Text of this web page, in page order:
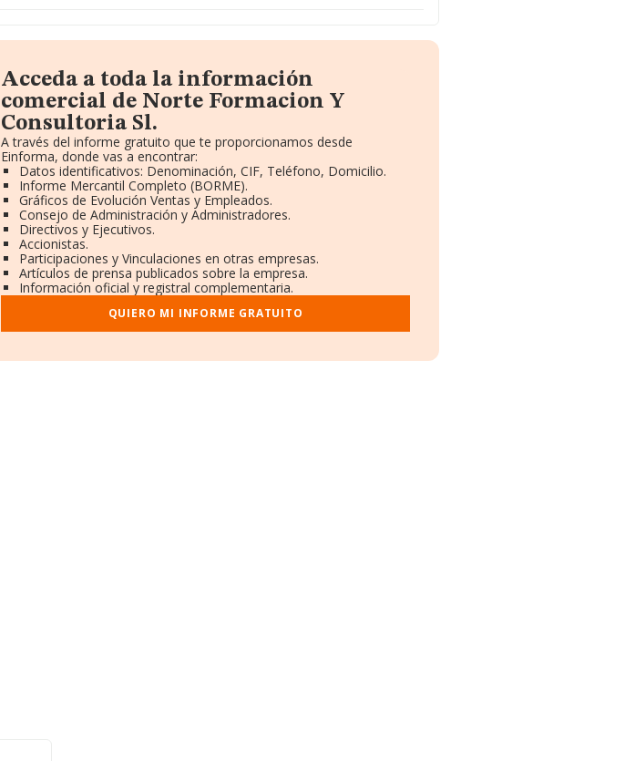
Acceda a toda la información
comercial de Norte Formacion Y
Consultoria Sl.
A través del informe gratuito que te proporcionamos desde
Einforma, donde vas a encontrar:
Datos identificativos: Denominación, CIF, Teléfono, Domicilio.
Informe Mercantil Completo (BORME).
Gráficos de Evolución Ventas y Empleados.
Consejo de Administración y Administradores.
Directivos y Ejecutivos.
Accionistas.
Participaciones y Vinculaciones en otras empresas.
Artículos de prensa publicados sobre la empresa.
Información oficial y registral complementaria.
QUIERO MI INFORME GRATUITO